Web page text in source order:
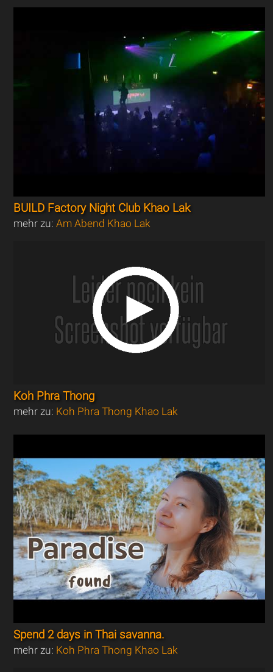
BUILD Factory Night Club Khao Lak
mehr zu:Am Abend Khao Lak
Koh Phra Thong
mehr zu: Koh Phra Thong Khao Lak
Spend 2 days in Thai savanna.
mehr zu: Koh Phra Thong Khao Lak